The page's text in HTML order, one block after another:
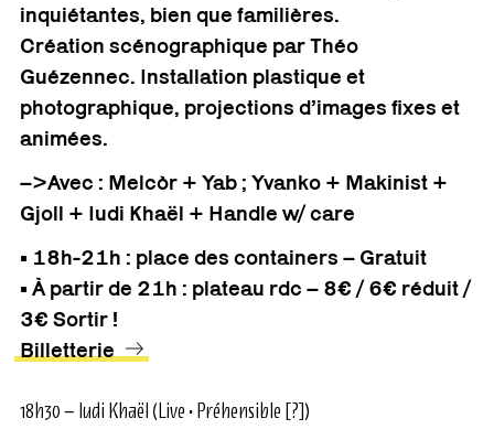
inquiétantes, bien que familières.
Création scénographique par Théo
Guézennec. Installation plastique et
photographique, projections d’images fixes et
animées.
–>Avec : Melcòr + Yab ; Yvanko + Makinist +
Gjoll + Iudi Khaël + Handle w/ care
• 18h-21h : place des containers – Gratuit
• À partir de 21h : plateau rdc – 8€ / 6€ réduit /
3€ Sortir !
Billetterie
18h30 – Iudi Khaël (Live • Préhensible [?])